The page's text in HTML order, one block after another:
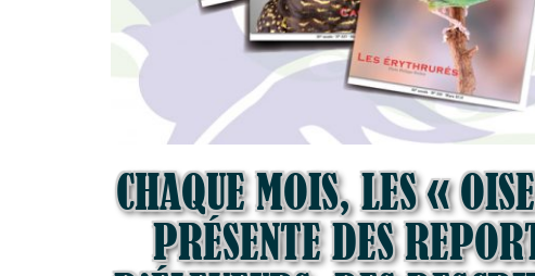
CHAQUE MOIS, LES «
PRÉSENTE DES